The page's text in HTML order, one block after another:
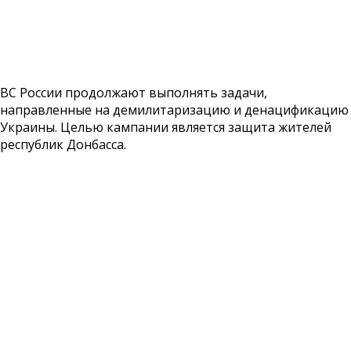
ВС России продолжают выполнять задачи,
направленные на демилитаризацию и денацификацию
Украины. Целью кампании является защита жителей
республик Донбасса.